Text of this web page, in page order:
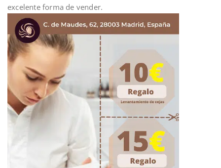
excelente forma de vender.